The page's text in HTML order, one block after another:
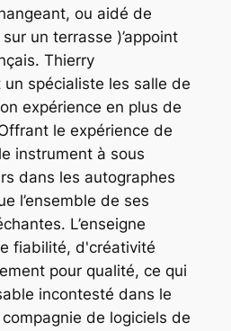
ou aidé de
un terrasse )’appoint
Thierry
spécialiste les salle de
expérience en plus de
le expérience de
instrument à sous
dans les autographes
l’ensemble de ses
L’enseigne
fiabilité, d'créativité
pour qualité, ce qui
incontesté dans le
de logiciels de